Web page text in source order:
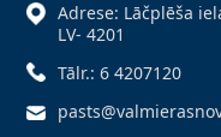
Adrese: Lāčplēša
LV- 4201
Tālr.: 6 4207120